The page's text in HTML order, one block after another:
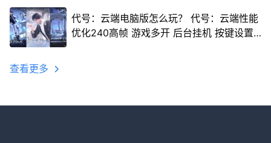
代号：云端电脑版怎么玩？ 代号：云端性能
优化240高帧 游戏多开 后台挂机 按键设置
查看更多